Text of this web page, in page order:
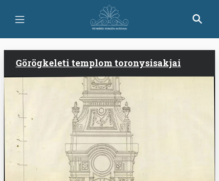
tartalomra
Görögkeleti templom toronysisakjai